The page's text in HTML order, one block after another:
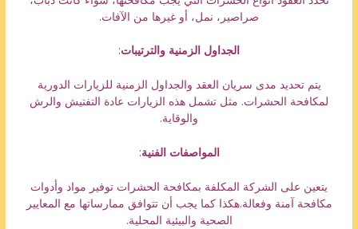
صراصير، نمل، أو غيرها من الآفات.
الجداول الزمنية والترتيبات:
يتم تحديد مدى سريان العقد والجداول الزمنية للزيارات الدورية
لمكافحة الحشرات. مثل تشمل هذه الزيارات عادة التفتيش والرش
والوقاية.
المواصفات الفنية:
يتعين على الشركة المكلفة بمكافحة الحشرات توفير مواد وأدوات
مكافحة آمنة وفعالة.هكذا كما يجب أن تتوافق ممارساتها مع المعايير
الصحية والبيئية المحلية.